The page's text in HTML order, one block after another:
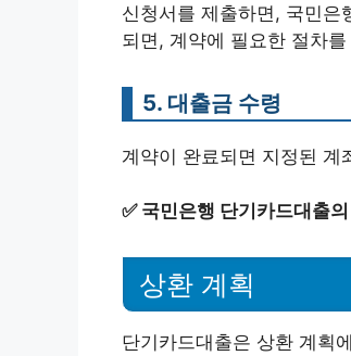
신청서를 제출하면, 국민은
되면, 계약에 필요한 절차
5. 대출금 수령
계약이 완료되면 지정된 계
✅ 국민은행 단기카드대출
상환 계획
단기카드대출은 상환 계획